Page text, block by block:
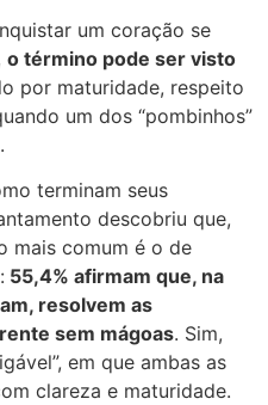
um coração se
o término pode ser visto
por maturidade, respeito
um dos “pombinhos”
terminam seus
descobriu que,
mais comum é o de
55,4% afirmam que, na
resolvem as
sem mágoas. Sim,
em que ambas as
clareza e maturidade.